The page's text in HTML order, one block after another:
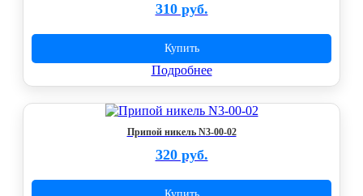
310 руб.
Купить
Подробнее
Припой никель N3-00-02
320 руб.